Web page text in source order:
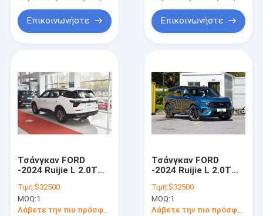
Επικοινωνήστε Επικοινωνήστε
Τσάνγκαν FORD
-2024 Ruijie L 2.0T
τροχούς κίνησης
Επτά θέσεις
Στυλάτο μοντέλο
Τιμή:$32500
MOQ:1
Λάβετε την πιο πρόσφατη τιμή
Τσάνγκαν FORD
-2024 Ruijie L 2.0T
τροχούς κίνησης
Επτά θέσεις
Στυλάτο μοντέλο
Τιμή:$32500
MOQ:1
Λάβετε την πιο πρόσφατη τιμή